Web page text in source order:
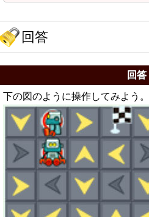
回答
回答
下の図のように操作してみよう。